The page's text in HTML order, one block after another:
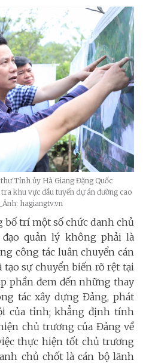
Tỉnh ủy Hà Giang Đặng Quốc
khu vực đầu tuyến dự án đường cao
hagiangtv.vn
trí một số chức danh chủ
quản lý không phải là
công tác luân chuyển cán
tạo sự chuyển biến rõ rệt tại
phần đem đến những thay
tác xây dựng Đảng, phát
của tỉnh; khẳng định tính
chủ trương của Đảng về
thực hiện tốt chủ trương
chủ chốt là cán bộ lãnh